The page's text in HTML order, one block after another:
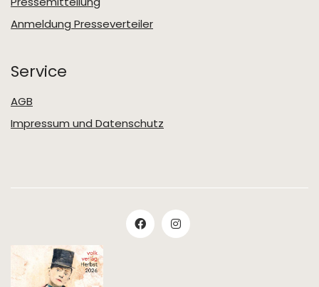
Anmeldung Presseverteiler
Service
AGB
Impressum und Datenschutz